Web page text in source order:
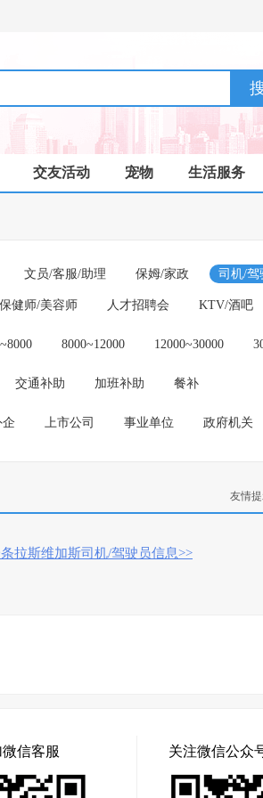
交友活动 宠物 生活服务
文员/客服/助理 保姆/家政 司机/驾
保健师/美容师 人才招聘会 KTV/酒吧
8000~12000 12000~30000
交通补助 加班补助 餐补
企 上市公司 事业单位 政府机关
友情
拉斯维加斯司机/驾驶员信息>>
信客服 关注微信公众